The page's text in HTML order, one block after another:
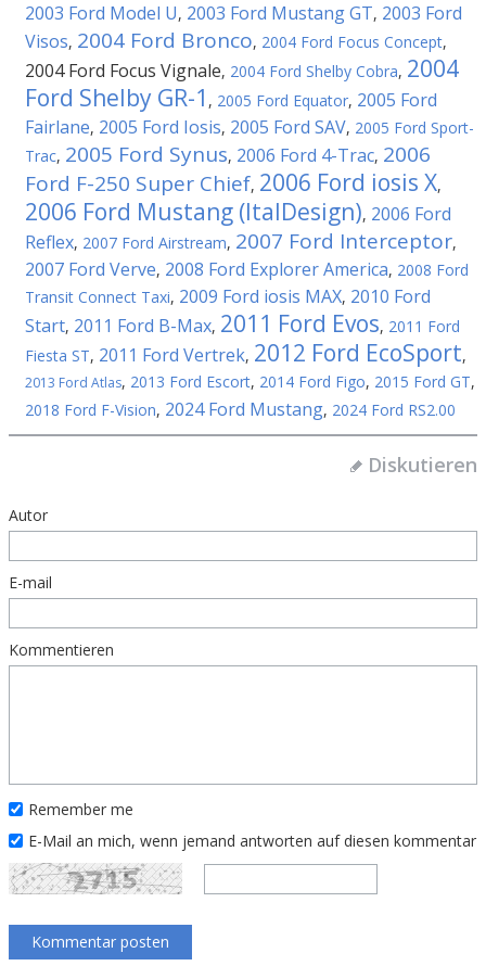
2003 Ford Model U, 2003 Ford Mustang GT, 2003 Ford
Visos, 2004 Ford Bronco, 2004 Ford Focus Concept,
2004 Ford Focus Vignale, 2004 Ford Shelby Cobra, 2004
Ford Shelby GR-1 , 2005 Ford Equator, 2005 Ford
Fairlane, 2005 Ford Iosis, 2005 Ford SAV, 2005 Ford Sport-
Trac, 2005 Ford Synus, 2006 Ford 4-Trac, 2006
Ford F-250 Super Chief, 2006 Ford iosis X,
2006 Ford Mustang (ItalDesign), 2006 Ford
Reflex, 2007 Ford Airstream, 2007 Ford Interceptor,
2007 Ford Verve, 2008 Ford Explorer America, 2008 Ford
Transit Connect Taxi, 2009 Ford iosis MAX, 2010 Ford
Start, 2011 Ford B-Max, 2011 Ford Evos, 2011 Ford
Fiesta ST, 2011 Ford Vertrek, 2012 Ford EcoSport,
2013 Ford Atlas, 2013 Ford Escort, 2014 Ford Figo, 2015 Ford GT,
2018 Ford F-Vision, 2024 Ford Mustang, 2024 Ford RS2.00
Diskutieren
Autor
E-mail
Kommentieren
Remember me
E-Mail an mich, wenn jemand antworten auf diesen kommentar